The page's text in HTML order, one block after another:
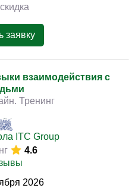
скидка
заявку
взаимодействия с
Тренинг
ITC Group
4.6
2026